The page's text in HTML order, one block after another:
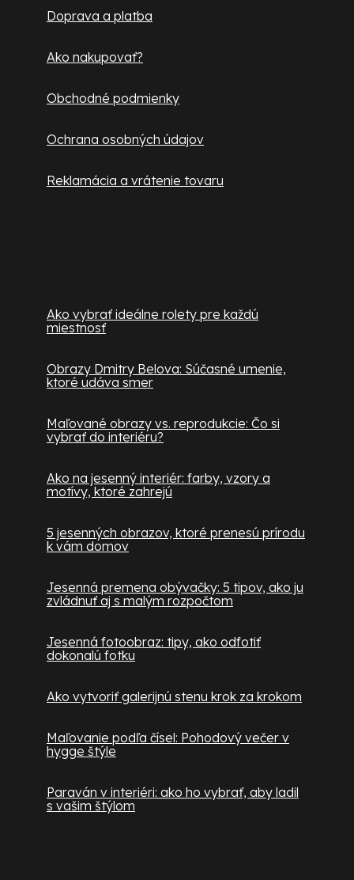
Doprava a platba
Ako nakupovať?
Obchodné podmienky
Ochrana osobných údajov
Reklamácia a vrátenie tovaru
Ako vybrať ideálne rolety pre každú
miestnosť
Obrazy Dmitry Belova: Súčasné umenie,
ktoré udáva smer
Maľované obrazy vs. reprodukcie: Čo si
vybrať do interiéru?
Ako na jesenný interiér: farby, vzory a
motívy, ktoré zahrejú
5 jesenných obrazov, ktoré prenesú prírodu
k vám domov
Jesenná premena obývačky: 5 tipov, ako ju
zvládnuť aj s malým rozpočtom
Jesenná fotoobraz: tipy, ako odfotiť
dokonalú fotku
Ako vytvoriť galerijnú stenu krok za krokom
Maľovanie podľa čísel: Pohodový večer v
hygge štýle
Paraván v interiéri: ako ho vybrať, aby ladil
s vašim štýlom